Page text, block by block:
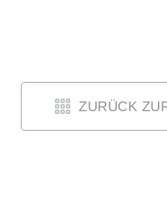
ZURÜCK